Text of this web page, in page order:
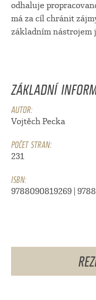
odhaluje
má za cíl chránit
základním nástrojem
ZÁKLADNÍ
AUTOR:
Vojtěch Pecka
POČET STRAN:
231
ISBN:
9788090819269 |